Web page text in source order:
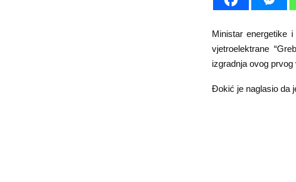
Ministar energetike
vjetroelektrane
izgradnja ovog
Đokić je naglasio da